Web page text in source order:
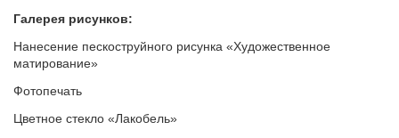
Галерея рисунков:
Нанесение пескоструйного рисунка «Художественное
матирование»
Фотопечать
Цветное стекло «Лакобель»